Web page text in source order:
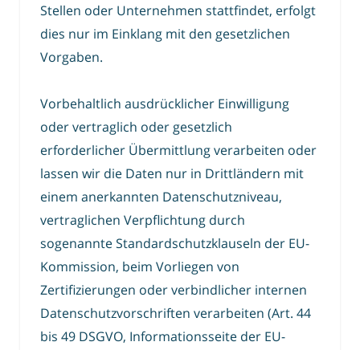
Stellen oder Unternehmen stattfindet, erfolgt
dies nur im Einklang mit den gesetzlichen
Vorgaben.
Vorbehaltlich ausdrücklicher Einwilligung
oder vertraglich oder gesetzlich
erforderlicher Übermittlung verarbeiten oder
lassen wir die Daten nur in Drittländern mit
einem anerkannten Datenschutzniveau,
vertraglichen Verpflichtung durch
sogenannte Standardschutzklauseln der EU-
Kommission, beim Vorliegen von
Zertifizierungen oder verbindlicher internen
Datenschutzvorschriften verarbeiten (Art. 44
bis 49 DSGVO, Informationsseite der EU-